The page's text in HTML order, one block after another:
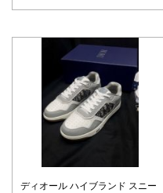
ディオール ハイブランド スニー